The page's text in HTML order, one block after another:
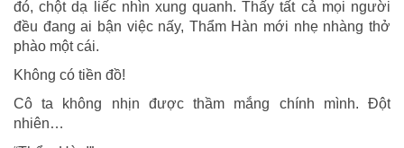
đó, chột dạ liếc nhìn xung quanh. Thấy tất cả mọi người
đều đang ai bận việc nấy, Thẩm Hàn mới nhẹ nhàng thở
phào một cái.
Không có tiền đồ!
Cô ta không nhịn được thầm mắng chính mình. Đột
nhiên…